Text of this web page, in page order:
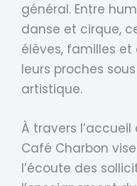
général. Entre
danse et cirque,
élèves, familles
leurs proches
artistique.
À travers
Café Charbon
l’écoute des